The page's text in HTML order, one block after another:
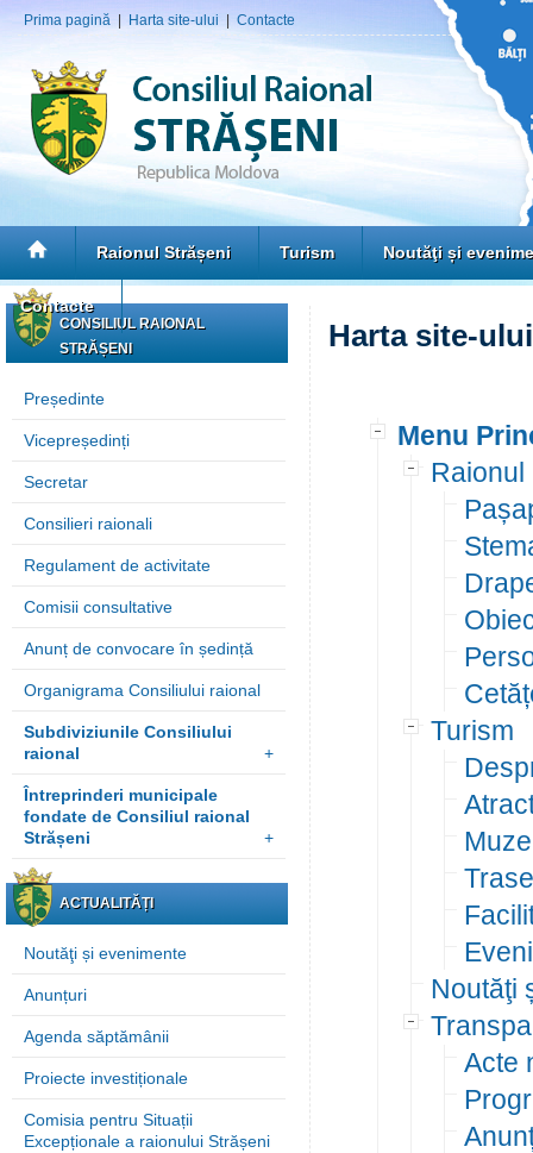
Prima pagină Harta site-ului Contacte
Raionul Strășeni Turism Noutăţi și
Contacte
CONSILIUL RAIONAL
STRĂȘENI
Președinte
Vicepreședinți
Secretar
Consilieri raionali
Regulament de activitate
Comisii consultative
Anunț de convocare în ședință
Organigrama Consiliului raional
Subdiviziunile Consiliului
raional
+
Întreprinderi municipale
fondate de Consiliul raional
Strășeni
+
ACTUALITĂȚI
Noutăţi și evenimente
Anunțuri
Agenda săptămânii
Proiecte investiționale
Comisia pentru Situații
Excepționale a raionului Strășeni
Harta site-ului
Menu
Raionul
Turism
Noutăţi
Acte